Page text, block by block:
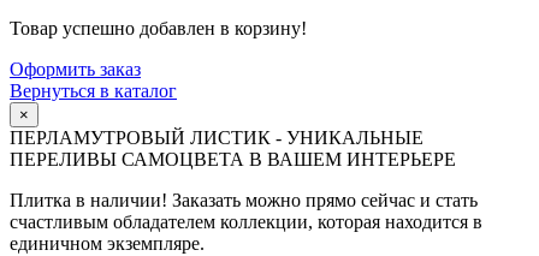
Товар успешно добавлен в корзину!
Оформить заказ
Вернуться в каталог
×
ПЕРЛАМУТРОВЫЙ ЛИСТИК - УНИКАЛЬНЫЕ
ПЕРЕЛИВЫ САМОЦВЕТА В ВАШЕМ ИНТЕРЬЕРЕ
Плитка в наличии! Заказать можно прямо сейчас и стать
счастливым обладателем коллекции, которая находится в
единичном экземпляре.